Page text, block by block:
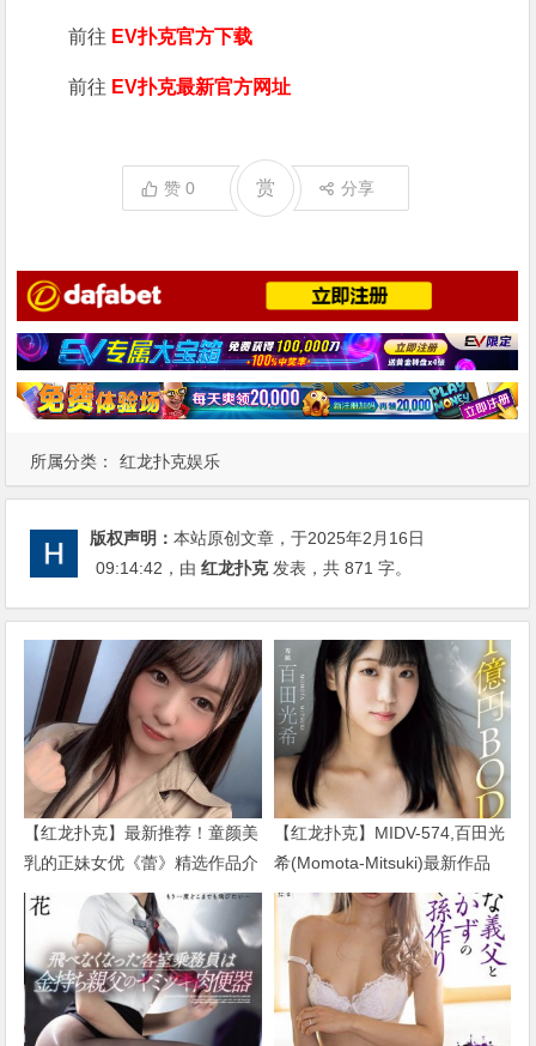
所属分类： 红龙扑克娱乐
前往 EV扑克官方下载
前往 EV扑克最新官方网址
赞0 赏 分享
版权声明：本站原创文章，于2025年2月16日
09:14:42 ，由红龙扑克发表，共 871 字。
【红龙扑克】最新推荐！童颜美
乳的正妹女优《蕾》精选作品介
绍……
【红龙扑克】MIDV-574,百田光
希(Momota-Mitsuki)最新作品
2024/01/02发布！